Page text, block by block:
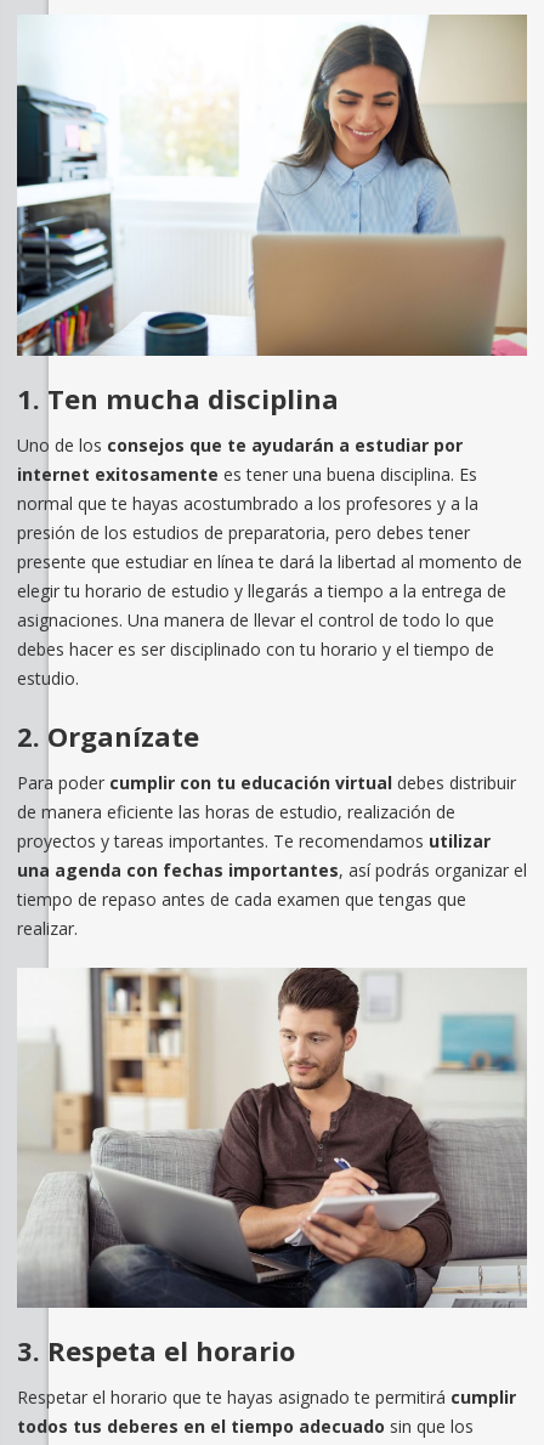
1. Ten mucha disciplina
Uno de los consejos que te ayudarán a estudiar por
internet exitosamente es tener una buena disciplina. Es
normal que te hayas acostumbrado a los profesores y a la
presión de los estudios de preparatoria, pero debes tener
presente que estudiar en línea te dará la libertad al momento de
elegir tu horario de estudio y llegarás a tiempo a la entrega de
asignaciones. Una manera de llevar el control de todo lo que
debes hacer es ser disciplinado con tu horario y el tiempo de
estudio.
2. Organízate
Para poder cumplir con tu educación virtualdebes distribuir
de manera eficiente las horas de estudio, realización de
proyectos y tareas importantes. Te recomendamos utilizar
una agenda con fechas importantes, así podrás organizar el
tiempo de repaso antes de cada examen que tengas que
realizar.
3. Respeta el horario
Respetar el horario que te hayas asignado te permitirá cumplir
todos tus deberes en el tiempo adecuado sin que los